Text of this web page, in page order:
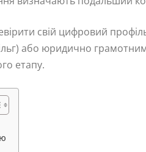
свій цифровий
або юридично
етапу.